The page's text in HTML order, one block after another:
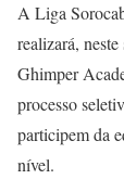
A Liga
realizará,
Ghimper
processo
participem da
nível.